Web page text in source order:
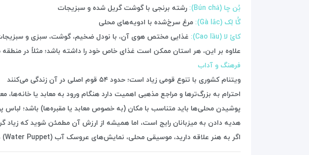
بُن چا (Bún chả):
رشته برنجی با گوشت گریل شده و سبزیجات
گُا لِک (Gà lắc):
مرغ سرخ‌شده با ادویه‌های محلی
کائ لا (Cao lầu):
غذایی مختص هوی آن، با نودل ضخیم، گوشت، سبزی و
علاوه بر این، هر استان ممکن است غذای خاص خود را داشته باشد؛ مثلاً در
فرهنگ و آداب
ویتنام کشوری با تنوع قومی زیاد است؛ حدود ۵۴ قوم اصلی در آن زندگی می‌کنند
احترام به بزرگ‌ترها و مراجع مذهبی اهمیت دارد هنگام ورود به معابد یا خانه‌ها،
پوشیدن محلی‌ها باید متناسب با مکان (به خصوص معابد یا مقبره‌ها) باشد؛
هدیه دادن به میزبانان رایج است، اما همیشه از ارزش آن مطمئن شوید که زیاد
اگر به هنر علاقه دارید، موسیقی محلی، نمایش‌های عروسک آب (Water Puppet) در هانوی و هنرهای سنتی را از دست ندهید